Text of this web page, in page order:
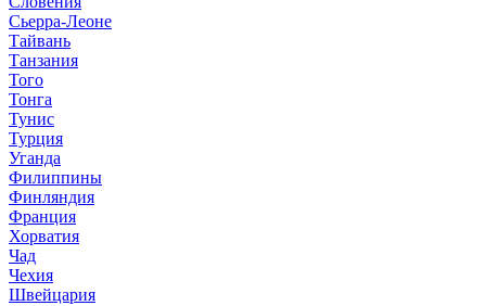
Сьерра-Леоне
Тайвань
Танзания
Того
Тонга
Тунис
Турция
Уганда
Филиппины
Финляндия
Франция
Хорватия
Чад
Чехия
Швейцария